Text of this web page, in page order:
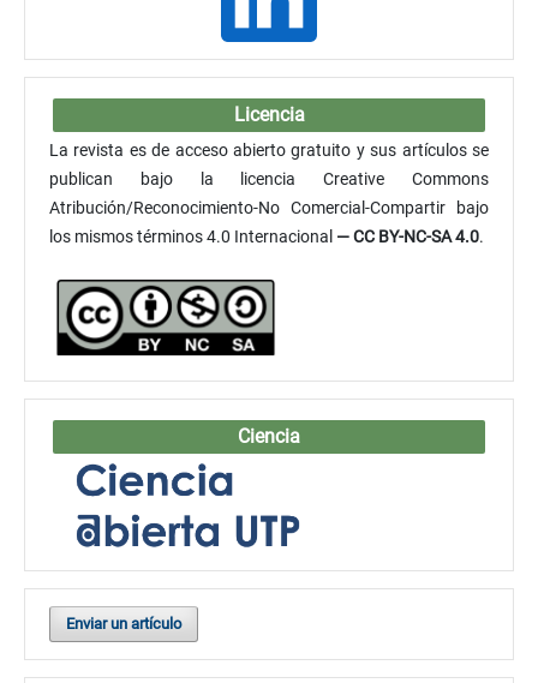
Licencia
La revista es de acceso abierto gratuito y sus artículos se
publican bajo la licencia Creative Commons
Atribución/Reconocimiento-No Comercial-Compartir bajo
los mismos términos 4.0 Internacional — CC BY-NC-SA 4.0.
Ciencia
Enviar un artículo